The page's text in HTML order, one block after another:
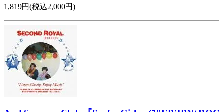
1,819円(税込2,000円)